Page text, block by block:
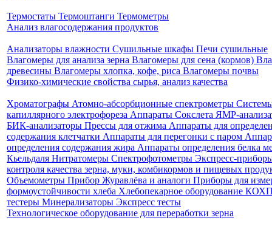
Термостаты Термоштанги Термометры
Анализ влагосодержания продуктов
Анализаторы влажности Сушильные шкафы Печи сушильные
Влагомеры для анализа зерна Влагомеры для сена (кормов)
древесины Влагомеры хлопка, кофе, риса Влагомеры почвы
Физико-химические свойства сырья, анализ качества
Хроматографы Атомно-абсорбционные спектрометры
капиллярного электрофореза Аппараты Сокслета ЯМР-
БИК-анализаторы Прессы для отжима Аппараты для
содержания клетчатки Аппараты для перегонки с паром
определения содержания жира Аппараты определения белка
Кьельдаля Нитратомеры Спектрофотометры Экспресс-
контроля качества зерна, муки, комбикормов и пищевых
Объемометры Прибор Журавлёва и аналоги Приборы для
формоустойчивости хлеба Хлебопекарное оборудование
тестеры Минерализаторы Экспресс тесты
Технологическое оборудование для переработки зерна